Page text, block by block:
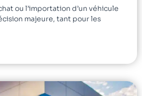
ou l’importation d’un véhicule
majeure, tant pour les